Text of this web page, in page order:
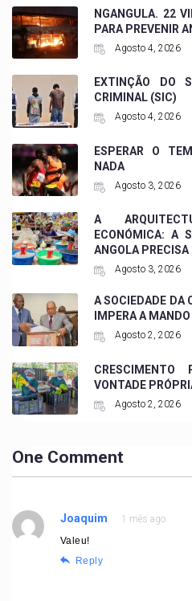
NGANGULA. 22
PARA PREVENIR
Agosto 4, 2026
EXTINÇÃO DO
CRIMINAL (SIC)
Agosto 4, 2026
ESPERAR O
NADA
Agosto 3, 2026
A
ECONÓMICA: A
ANGOLA PRECISA
Agosto 3, 2026
A SOCIEDADE DA
IMPERA A
Agosto 2, 2026
CRESCIMENTO
VONTADE
Agosto 2, 2026
One Comment
Joaquim
1 mês ago
Valeu!
Reply